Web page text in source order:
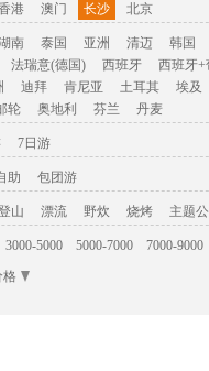
港 澳门 长沙 北京
南 泰国 亚洲 清迈
韩国
法瑞意(德国) 西班牙
西班牙+
迪拜 肯尼亚 土耳其
埃及
轮 奥地利 芬兰 丹麦
7日游
助 包团游
山 漂流 野炊 烧烤 主题
3000-5000 5000-7000
7000-9000
格